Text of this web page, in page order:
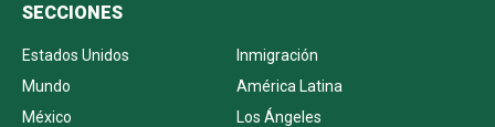
SECCIONES
Estados Unidos
Inmigración
Mundo
América Latina
México
Los Ángeles